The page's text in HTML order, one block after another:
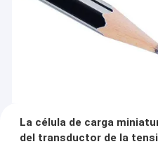
La célula de carga
del transductor de la